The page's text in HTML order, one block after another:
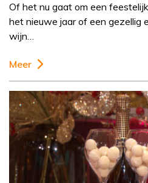
Of het nu gaat om een
het nieuwe jaar of een gezellig
wijn…
Meer